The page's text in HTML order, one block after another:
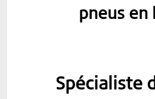
pneus en
Spécialiste